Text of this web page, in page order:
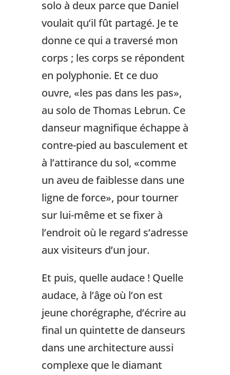
solo à deux parce que Daniel
voulait qu’il fût partagé. Je te
donne ce qui a traversé mon
corps ; les corps se répondent
en polyphonie. Et ce duo
ouvre, «les pas dans les pas»,
au solo de Thomas Lebrun. Ce
danseur magnifique échappe à
contre-pied au basculement et
à l’attirance du sol, «comme
un aveu de faiblesse dans une
ligne de force», pour tourner
sur lui-même et se fixer à
l’endroit où le regard s’adresse
aux visiteurs d’un jour.
Et puis, quelle audace ! Quelle
audace, à l’âge où l’on est
jeune chorégraphe, d’écrire au
final un quintette de danseurs
dans une architecture aussi
complexe que le diamant